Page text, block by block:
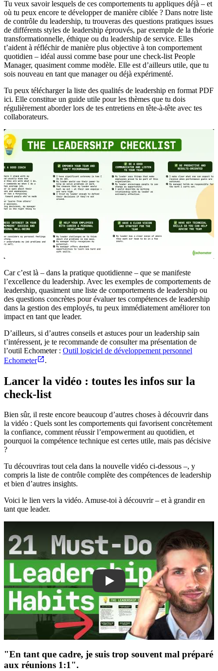
Tu veux savoir lesquels de ces comportements tu appliques déjà – et
où tu peux encore te développer de manière ciblée ? Dans notre liste
de contrôle du leadership, tu trouveras des questions pratiques issues
de différents styles de leadership éprouvés, par exemple de la théorie
transformationnelle, éthique ou du leadership de service. Elles
t’aident à réfléchir de manière plus objective à ton comportement
quotidien – idéal aussi comme base pour une check-list People
Manager, quasiment comme modèle. Elle est d’ailleurs utile, que tu
sois nouveau en tant que manager ou déjà expérimenté.
Tu peux télécharger la liste des qualités de leadership en format PDF
ici. Elle constitue un guide utile pour les thèmes que tu dois
régulièrement aborder lors de tes entretiens en tête-à-tête avec tes
collaborateurs.
Car c’est là – dans la pratique quotidienne – que se manifeste
l’excellence du leadership. Avec les exemples de comportements de
leadership, quasiment une liste de comportements de leadership ou
des questions concrètes pour évaluer tes compétences de leadership
dans la gestion des employés, tu peux immédiatement améliorer ton
impact en tant que leader.
D’ailleurs, si d’autres conseils et astuces pour un leadership sain
t’intéressent, je te recommande de consulter ma présentation de
l’outil Echometer : Outil logiciel de développement personnel
Echometer
.
Lancer la vidéo : toutes les infos sur la
check-list
Bien sûr, il reste encore beaucoup d’autres choses à découvrir dans
la vidéo : Quels sont les comportements qui favorisent concrètement
la confiance, comment réussir l’empowerment au quotidien, et
pourquoi la compétence technique est certes utile, mais pas décisive
?
Tu découvriras tout cela dans la nouvelle vidéo ci-dessous –, y
compris la liste de contrôle complète des compétences de leadership
et bien d’autres insights.
Voici le lien vers la vidéo. Amuse-toi à découvrir – et à grandir en
tant que leader.
"En tant que cadre, je suis trop souvent mal préparé
aux réunions 1:1".